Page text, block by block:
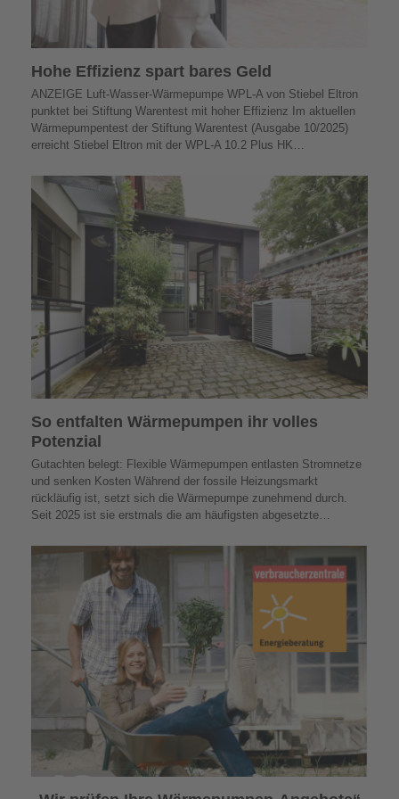
Hohe Effizienz spart bares Geld
ANZEIGE Luft-Wasser-Wärmepumpe WPL-A von Stiebel Eltron
punktet bei Stiftung Warentest mit hoher Effizienz Im aktuellen
Wärmepumpentest der Stiftung Warentest (Ausgabe 10/2025)
erreicht Stiebel Eltron mit der WPL-A 10.2 Plus HK…
So entfalten Wärmepumpen ihr volles
Potenzial
Gutachten belegt: Flexible Wärmepumpen entlasten Stromnetze
und senken Kosten Während der fossile Heizungsmarkt
rückläufig ist, setzt sich die Wärmepumpe zunehmend durch.
Seit 2025 ist sie erstmals die am häufigsten abgesetzte…